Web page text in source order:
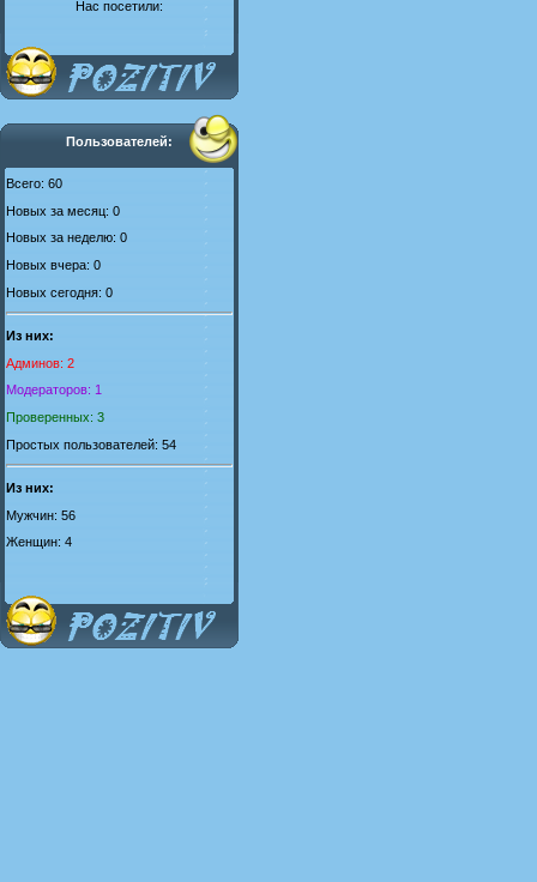
Нас посетили:
Пользователей:
Всего: 60
Новых за месяц: 0
Новых за неделю: 0
Новых вчера: 0
Новых сегодня: 0
Из них:
Админов: 2
Модераторов: 1
Проверенных: 3
Простых пользователей: 54
Из них:
Мужчин: 56
Женщин: 4